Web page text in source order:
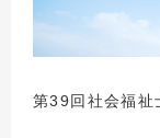
第39回社会福祉